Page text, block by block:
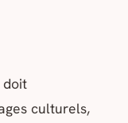
doit
culturels,